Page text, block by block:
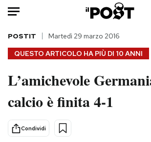
Auto
HOME
Italia
Mondo
Politica
Tecnologia
Internet
Moda
QUESTO ARTICOLO HA PIÙ DI 10 ANNI
POSTIT Martedì 29 marzo 2016
L’amichevole
calcio è finita 4-1
Condividi